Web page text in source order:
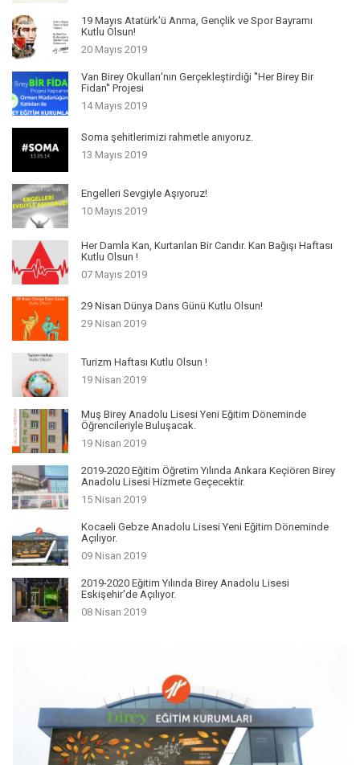
19 Mayıs Atatürk'ü Anma, Gençlik ve Spor Bayramı
Kutlu Olsun!
20 Mayıs 2019
Van Birey Okulları'nın Gerçekleştirdiği ''Her Birey Bir
Fidan'' Projesi
14 Mayıs 2019
Soma şehitlerimizi rahmetle anıyoruz.
13 Mayıs 2019
Engelleri Sevgiyle Aşıyoruz!
10 Mayıs 2019
Her Damla Kan, Kurtarılan Bir Candır. Kan Bağışı Haftası
Kutlu Olsun !
07 Mayıs 2019
29 Nisan Dünya Dans Günü Kutlu Olsun!
29 Nisan 2019
Turizm Haftası Kutlu Olsun !
19 Nisan 2019
Muş Birey Anadolu Lisesi Yeni Eğitim Döneminde
Öğrencileriyle Buluşacak.
19 Nisan 2019
2019-2020 Eğitim Öğretim Yılında Ankara Keçiören Birey
Anadolu Lisesi Hizmete Geçecektir.
15 Nisan 2019
Kocaeli Gebze Anadolu Lisesi Yeni Eğitim Döneminde
Açılıyor.
09 Nisan 2019
2019-2020 Eğitim Yılında Birey Anadolu Lisesi
Eskişehir'de Açılıyor.
08 Nisan 2019